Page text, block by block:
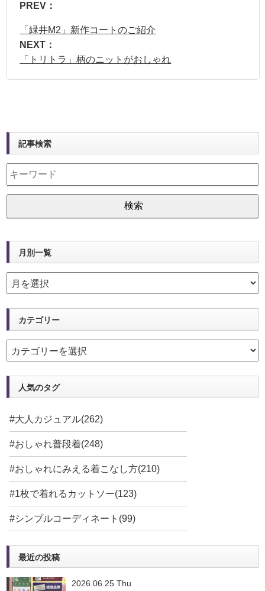
PREV：
「緑井M2」新作コートのご紹介
NEXT：
「トリトラ」柄のニットがおしゃれ
記事検索
月別一覧
カテゴリー
人気のタグ
#大人カジュアル(262)
#おしゃれ普段着(248)
#おしゃれにみえる着こなし方(210)
#1枚で着れるカットソー(123)
#シンプルコーディネート(99)
最近の投稿
2026.06.25 Thu